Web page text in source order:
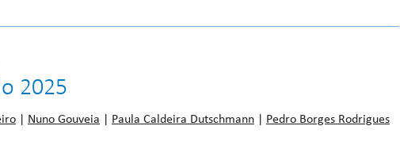
2025
| Nuno Gouveia | Paula Caldeira Dutschmann | Pedro Borges Rodrigues